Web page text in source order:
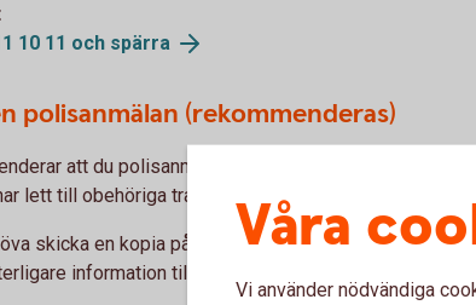
10 11 och spärra
polisanmälan (rekommenderas)
att du polisanmäler händelsen om du har utsatts
lett till obehöriga transaktioner.
skicka en kopia på polisanmälan till oss på banken
information till vår utredning.
Våra
Vi använder nödvändiga